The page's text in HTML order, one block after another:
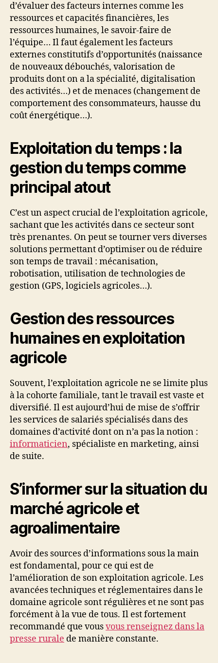
d’évaluer des facteurs internes comme les
ressources et capacités financières, les
ressources humaines, le savoir-faire de
l’équipe… Il faut également les facteurs
externes constitutifs d’opportunités (naissance
de nouveaux débouchés, valorisation de
produits dont on a la spécialité, digitalisation
des activités…) et de menaces (changement de
comportement des consommateurs, hausse du
coût énergétique…).
Exploitation du temps : la
gestion du temps comme
principal atout
C’est un aspect crucial de l’exploitation agricole,
sachant que les activités dans ce secteur sont
très prenantes. On peut se tourner vers diverses
solutions permettant d’optimiser ou de réduire
son temps de travail : mécanisation,
robotisation, utilisation de technologies de
gestion (GPS, logiciels agricoles…).
Gestion des ressources
humaines en exploitation
agricole
Souvent, l’exploitation agricole ne se limite plus
à la cohorte familiale, tant le travail est vaste et
diversifié. Il est aujourd’hui de mise de s’offrir
les services de salariés spécialisés dans des
domaines d’activité dont on n’a pas la notion :
informaticien, spécialiste en marketing, ainsi
de suite.
S’informer sur la situation du
marché agricole et
agroalimentaire
Avoir des sources d’informations sous la main
est fondamental, pour ce qui est de
l’amélioration de son exploitation agricole. Les
avancées techniques et réglementaires dans le
domaine agricole sont régulières et ne sont pas
forcément à la vue de tous. Il est fortement
recommandé que vousvous renseignez dans la
presse rurale de manière constante.